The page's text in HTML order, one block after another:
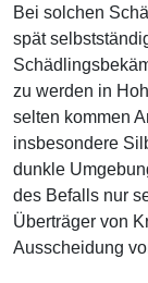
Bei solchen
spät
zu werden in
selten kommen
insbesondere
dunkle
des Befalls nur
Überträger von
Ausscheidung